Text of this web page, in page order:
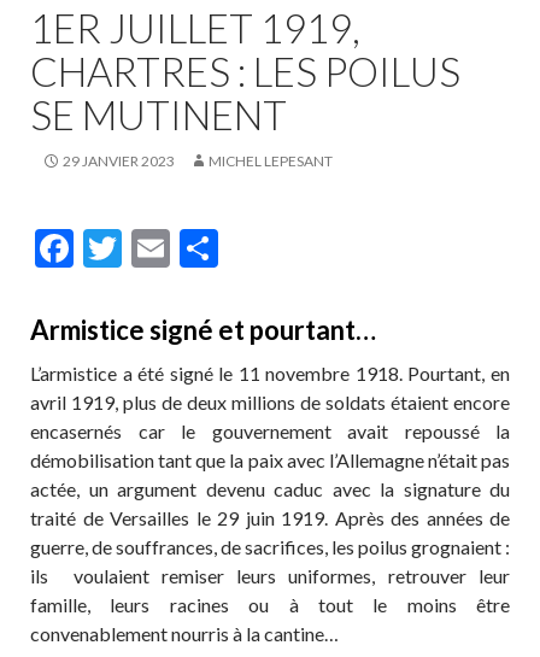
1ER JUILLET 1919,
CHARTRES : LES POILUS
SE MUTINENT
29 JANVIER 2023 MICHEL LEPESANT
F
e
b
o
o
k
T
itt
er
E
ai
l
ta
g
er
Armistice signé et pourtant…
L’armistice a été signé le 11 novembre 1918. Pourtant, en
avril 1919, plus de deux millions de soldats étaient encore
encasernés car le gouvernement avait repoussé la
démobilisation tant que la paix avec l’Allemagne n’était pas
actée, un argument devenu caduc avec la signature du
traité de Versailles le 29 juin 1919. Après des années de
guerre, de souffrances, de sacrifices, les poilus grognaient :
ils voulaient remiser leurs uniformes, retrouver leur
famille, leurs racines ou à tout le moins être
convenablement nourris à la cantine…